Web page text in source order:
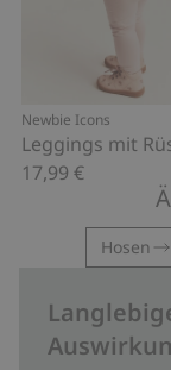
Newbie Icons
Leggings mit
17,99 €
Hosen